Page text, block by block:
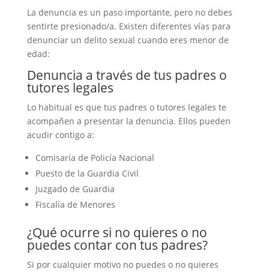
La denuncia es un paso importante, pero no debes
sentirte presionado/a. Existen diferentes vías para
denunciar un delito sexual cuando eres menor de
edad:
Denuncia a través de tus padres o
tutores legales
Lo habitual es que tus padres o tutores legales te
acompañen a presentar la denuncia. Ellos pueden
acudir contigo a:
Comisaría de Policía Nacional
Puesto de la Guardia Civil
Juzgado de Guardia
Fiscalía de Menores
¿Qué ocurre si no quieres o no
puedes contar con tus padres?
Si por cualquier motivo no puedes o no quieres